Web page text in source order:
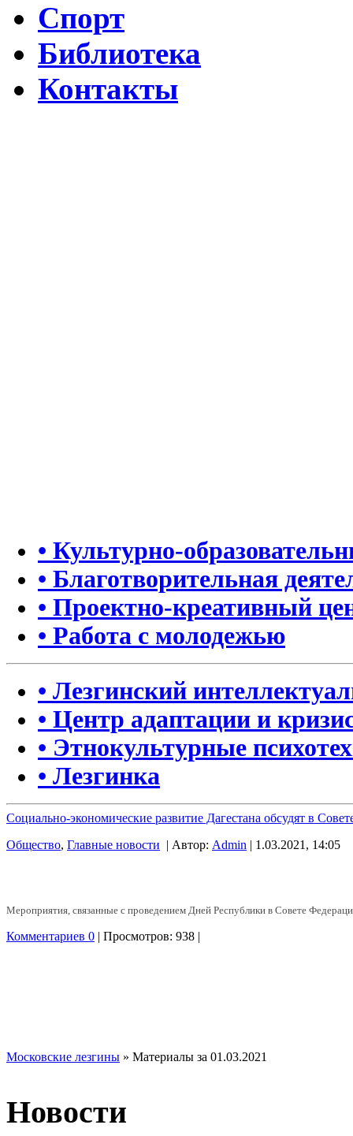
Спорт
Библиотека
Контакты
• Культурно-
• Благотворительная
• Проектно-креативный
• Работа с молодежью
• Лезгинский
• Центр адаптации и
• Этнокультурные
• Лезгинка
Социально-экономические развитие Дагестана обсудят в
Общество, Главные новости | Автор: Admin | 1.03.2021, 14:05
Мероприятия, связанные с проведением Дней Республики в Совете
Комментариев 0 | Просмотров: 938 |
Московские лезгины » Материалы за 01.03.2021
Новости